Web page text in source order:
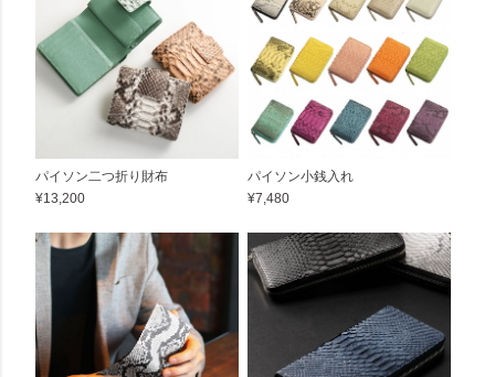
パイソン二つ折り財布
¥13,200
パイソン小銭入れ
¥7,480